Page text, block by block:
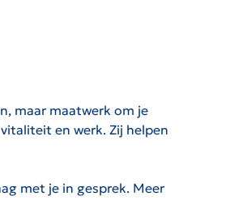
maar maatwerk om je
en werk. Zij helpen
met je in gesprek. Meer